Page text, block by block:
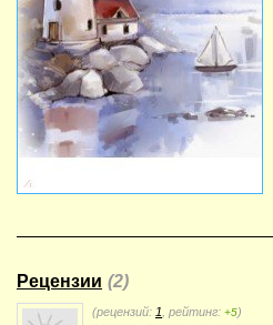
Рецензии (2)
(рецензий: 1 , рейтинг: +5)